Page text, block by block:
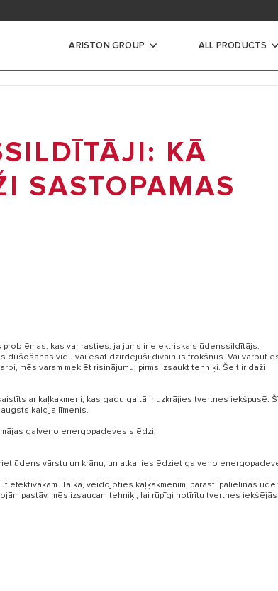
ARISTON GROUP ALL PRODUCTS
ŪDENS
SILDĪTĀJI
KĀ
SASTOPAMAS
kas var rasties, ja jums ir elektriskais ūdenssildītājs.
dušošanās vidū vai esat dzirdējuši dīvainus trokšņus. Vai varbūt
mēs varam meklēt risinājumu, pirms izsaukt tehniķi. Šeit ir daži
ar kaļķakmeni, kas gadu gaitā ir uzkrājies tvertnes iekšpusē.
kalcija līmenis.
galveno energopadeves slēdzi;
ūdens vārstu un krānu, un atkal ieslēdziet galveno
Tā kā, veidojoties kaļķakmenim, parasti palielinās
pastāv, mēs izsaucam tehniķi, lai rūpīgi notīrītu tvertnes iekšējās